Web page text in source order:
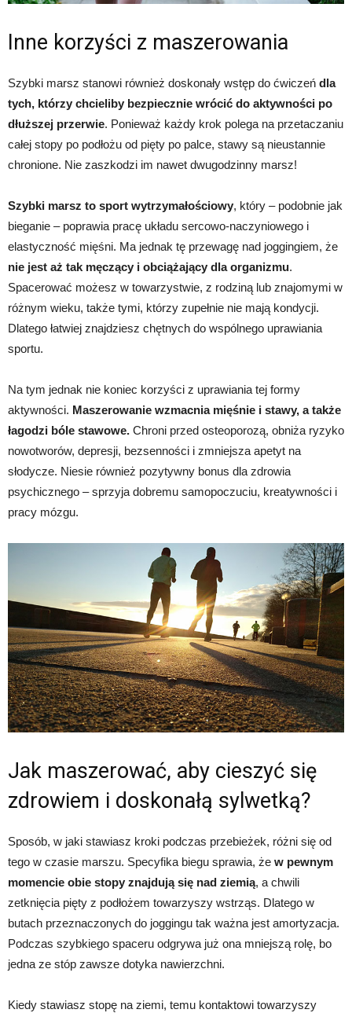
Inne korzyści z maszerowania
Szybki marsz stanowi również doskonały wstęp do ćwiczeń dla
tych, którzy chcieliby bezpiecznie wrócić do aktywności po
dłuższej przerwie. Ponieważ każdy krok polega na przetaczaniu
całej stopy po podłożu od pięty po palce, stawy są nieustannie
chronione. Nie zaszkodzi im nawet dwugodzinny marsz!
Szybki marsz to sport wytrzymałościowy, który – podobnie jak
bieganie – poprawia pracę układu sercowo-naczyniowego i
elastyczność mięśni. Ma jednak tę przewagę nad joggingiem, że
nie jest aż tak męczący i obciążający dla organizmu.
Spacerować możesz w towarzystwie, z rodziną lub znajomymi w
różnym wieku, także tymi, którzy zupełnie nie mają kondycji.
Dlatego łatwiej znajdziesz chętnych do wspólnego uprawiania
sportu.
Na tym jednak nie koniec korzyści z uprawiania tej formy
aktywności. Maszerowanie wzmacnia mięśnie i stawy, a także
łagodzi bóle stawowe. Chroni przed osteoporozą, obniża ryzyko
nowotworów, depresji, bezsenności i zmniejsza apetyt na
słodycze. Niesie również pozytywny bonus dla zdrowia
psychicznego – sprzyja dobremu samopoczuciu, kreatywności i
pracy mózgu.
Jak maszerować, aby cieszyć się
zdrowiem i doskonałą sylwetką?
Sposób, w jaki stawiasz kroki podczas przebieżek, różni się od
tego w czasie marszu. Specyfika biegu sprawia, że w pewnym
momencie obie stopy znajdują się nad ziemią, a chwili
zetknięcia pięty z podłożem towarzyszy wstrząs. Dlatego w
butach przeznaczonych do joggingu tak ważna jest amortyzacja.
Podczas szybkiego spaceru odgrywa już ona mniejszą rolę, bo
jedna ze stóp zawsze dotyka nawierzchni.
Kiedy stawiasz stopę na ziemi, temu kontaktowi towarzyszy